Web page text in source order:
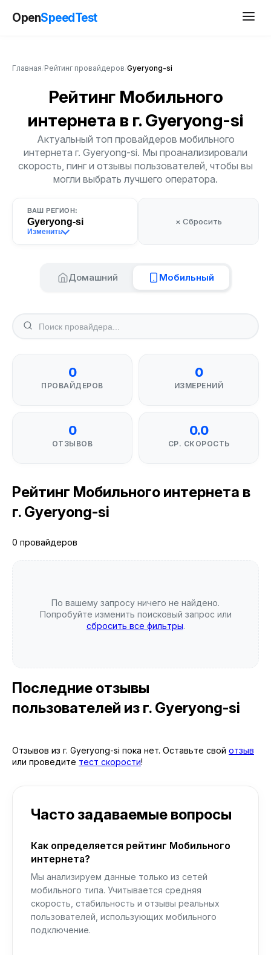
OpenSpeedTest
Главная Рейтинг провайдеров Gyeryong-si
Рейтинг Мобильного
интернета в г. Gyeryong-si
Актуальный топ провайдеров мобильного
интернета г. Gyeryong-si. Мы проанализировали
скорость, пинг и отзывы пользователей, чтобы вы
могли выбрать лучшего оператора.
ВАШ РЕГИОН:
Gyeryong-si
Изменить
× Сбросить
Домашний Мобильный
0
ПРОВАЙДЕРОВ
0
ИЗМЕРЕНИЙ
0
ОТЗЫВОВ
0.0
СР. СКОРОСТЬ
Рейтинг Мобильного интернета в
г. Gyeryong-si
0 провайдеров
По вашему запросу ничего не найдено.
Попробуйте изменить поисковый запрос или
сбросить все фильтры.
Последние отзывы
пользователей из г. Gyeryong-si
Отзывов из г. Gyeryong-si пока нет. Оставьте свой отзыв
или проведите тест скорости!
Часто задаваемые вопросы
Как определяется рейтинг Мобильного
интернета?
Мы анализируем данные только из сетей
мобильного типа. Учитывается средняя
скорость, стабильность и отзывы реальных
пользователей, использующих мобильного
подключение.